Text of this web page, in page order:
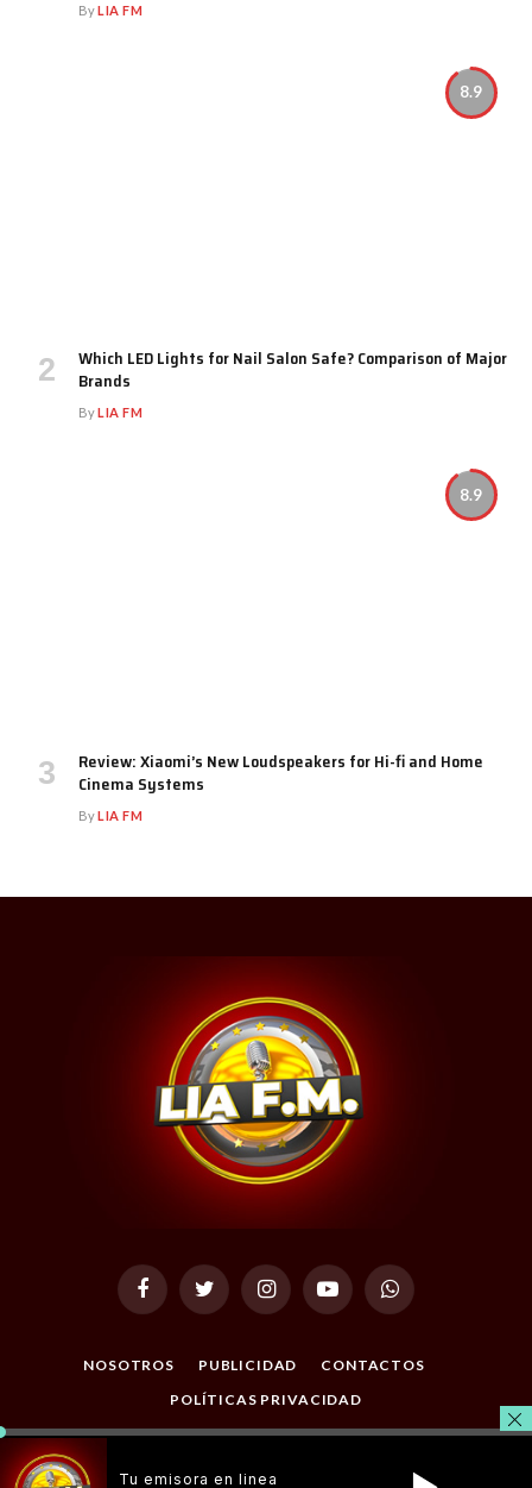
ByLIA FM
8.9
Which LED Lights for Nail Salon Safe? Comparison of Major
Brands
ByLIA FM
8.9
Review: Xiaomi’s New Loudspeakers for Hi-fi and Home
Cinema Systems
ByLIA FM
FacebookTwitter InstagramYouTubeWhatsApp
NOSOTROS PUBLICIDAD
CONTACTOS
POLÍTICAS PRIVACIDAD
© 2026 Todos los Derechos Reservados. Desarrollado por
Masterclic.Net.
Tu emisora en linea